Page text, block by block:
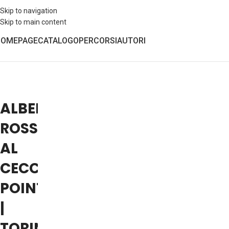
Skip to navigation
Skip to main content
CATALOGOPERCORSIAUTORI
ALBERTO
ROSSETTI
AL
CECCHI
POINT
|